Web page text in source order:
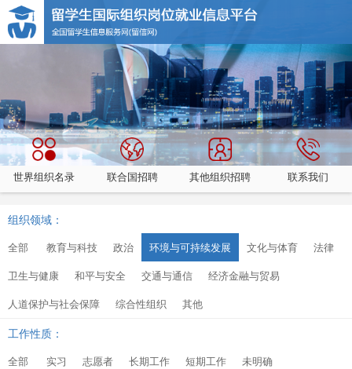
世界组织名录 联合国招聘 其他组织招聘 联系我们
组织领域：
全部 教育与科技 政治 环境与可持续发展 文化与体育
法律
卫生与健康
和平与安全 交通与通信
经济金融与贸易
人道保护与社会保障
综合性组织 其他
工作性质：
全部 实习 志愿者 长期工作 短期工作 未明确